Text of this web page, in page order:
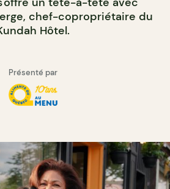
chef-copropriétaire du
Hôtel.
Présenté par